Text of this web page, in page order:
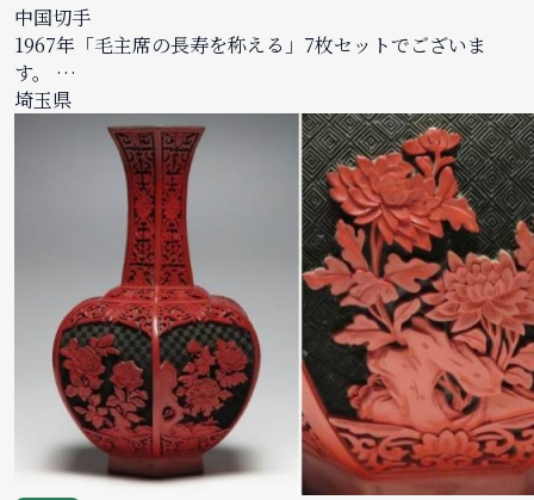
中国切手
1967年「毛主席の長寿を称える」7枚セットでございま
す。 …
埼玉県